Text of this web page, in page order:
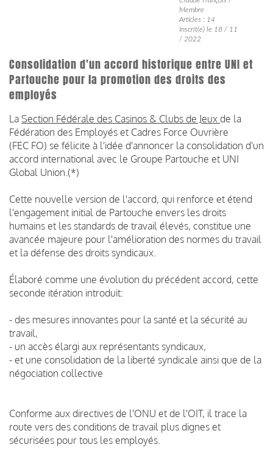
Membre
Articles : 14
Inscrit(e) le 18 / 11
/ 2022
Consolidation d'un accord historique entre UNI et
Partouche pour la promotion des droits des
employés
La Section Fédérale des Casinos & Clubs de Jeux de la
Fédération des Employés et Cadres Force Ouvrière
(FEC FO) se félicite à l'idée d'annoncer la consolidation d'un
accord international avec le Groupe Partouche et UNI
Global Union.(*)
Cette nouvelle version de l'accord, qui renforce et étend
l'engagement initial de Partouche envers les droits
humains et les standards de travail élevés, constitue une
avancée majeure pour l'amélioration des normes du travail
et la défense des droits syndicaux.
Élaboré comme une évolution du précédent accord, cette
seconde itération introduit:
- des mesures innovantes pour la santé et la sécurité au
travail,
- un accès élargi aux représentants syndicaux,
- et une consolidation de la liberté syndicale ainsi que de la
négociation collective
Conforme aux directives de l'ONU et de l'OIT, il trace la
route vers des conditions de travail plus dignes et
sécurisées pour tous les employés.